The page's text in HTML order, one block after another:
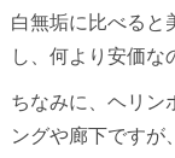
白無垢に比べると
し、何より安価な
ちなみに、ヘリン
ングや廊下ですが